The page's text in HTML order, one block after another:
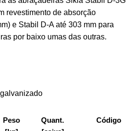
revestimento de absorção
e Stabil D-A até 303 mm para
por baixo umas das outras.
Peso
Quant.
Código